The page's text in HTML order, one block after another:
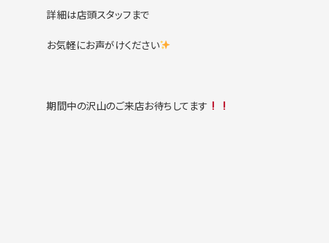
詳細は店頭スタッフまで
お気軽にお声がけください
期間中の沢山のご来店お待ちしてます